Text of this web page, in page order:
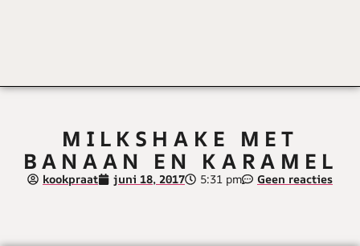
MILKSHAKE MET
BANAAN EN KARAMEL
kookpraat juni 18, 2017 5:31 pm Geen reacties